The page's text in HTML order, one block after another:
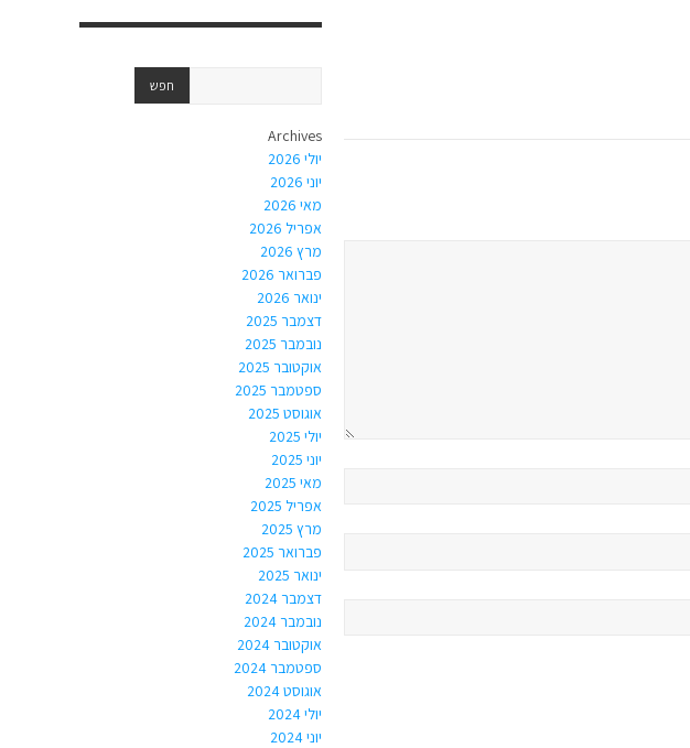
Archives
יולי 2026
יוני 2026
מאי 2026
אפריל 2026
מרץ 2026
פברואר 2026
ינואר 2026
דצמבר 2025
נובמבר 2025
אוקטובר 2025
ספטמבר 2025
אוגוסט 2025
יולי 2025
יוני 2025
מאי 2025
אפריל 2025
מרץ 2025
פברואר 2025
ינואר 2025
דצמבר 2024
נובמבר 2024
אוקטובר 2024
ספטמבר 2024
אוגוסט 2024
יולי 2024
יוני 2024